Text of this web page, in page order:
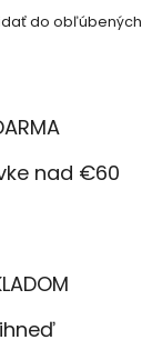
do obľúbených
nad €60